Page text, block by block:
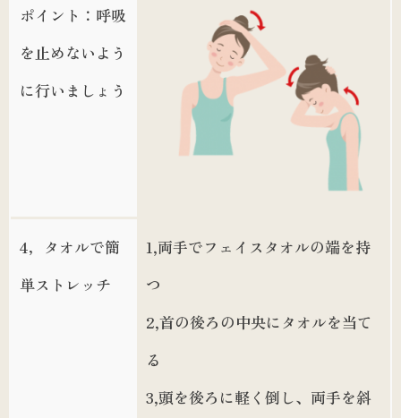
ポイント：呼吸
を止めないよう
に行いましょう
4，タオルで簡
単ストレッチ
1,両手でフェイスタオルの端を持
つ
2,首の後ろの中央にタオルを当て
る
3,頭を後ろに軽く倒し、両手を斜